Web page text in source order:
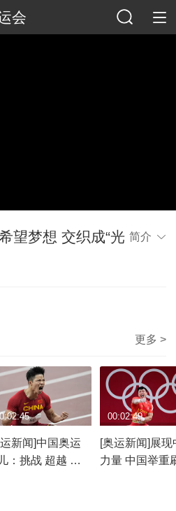
会
望梦想 交织成“光 简介
更多 >
新闻]中国奥运
：挑战 超越 突
[奥运新闻]展现
力量 中国举重
00:02:49